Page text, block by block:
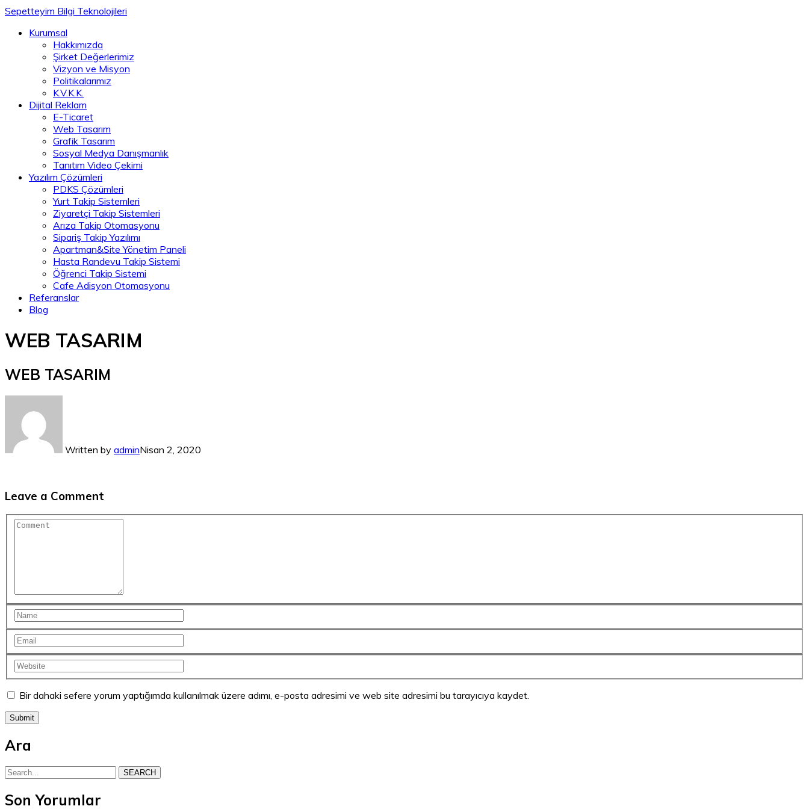
Sepetteyim Bilgi Teknolojileri
Kurumsal
Hakkımızda
Şirket Değerlerimiz
Vizyon ve Misyon
Politikalarımız
K.V.K.K.
Dijital Reklam
E-Ticaret
Web Tasarım
Grafik Tasarım
Sosyal Medya Danışmanlık
Tanıtım Video Çekimi
Yazılım Çözümleri
PDKS Çözümleri
Yurt Takip Sistemleri
Ziyaretçi Takip Sistemleri
Arıza Takip Otomasyonu
Sipariş Takip Yazılımı
Apartman&Site Yönetim Paneli
Hasta Randevu Takip Sistemi
Öğrenci Takip Sistemi
Cafe Adisyon Otomasyonu
Referanslar
Blog
WEB TASARIM
WEB TASARIM
Written by adminNisan 2, 2020
Leave a Comment
Bir dahaki sefere yorum yaptığımda kullanılmak üzere adımı, e-posta adresimi ve web site adresimi bu tarayıcıya kaydet.
Ara
SEARCH
Son Yorumlar